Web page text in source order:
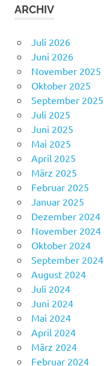
ARCHIV
Juli 2026
Juni 2026
November 2025
Oktober 2025
September 2025
Juli 2025
Juni 2025
Mai 2025
April 2025
März 2025
Februar 2025
Januar 2025
Dezember 2024
November 2024
Oktober 2024
September 2024
August 2024
Juli 2024
Juni 2024
Mai 2024
April 2024
März 2024
Februar 2024